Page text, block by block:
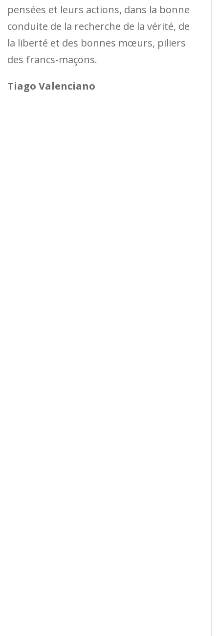
pensées et leurs actions, dans la bonne
conduite de la recherche de la vérité, de
la liberté et des bonnes mœurs, piliers
des francs-maçons.
Tiago Valenciano